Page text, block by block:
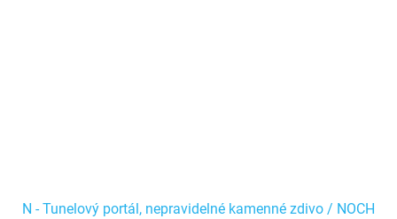
N - Tunelový portál, nepravidelné kamenné zdivo / NOCH